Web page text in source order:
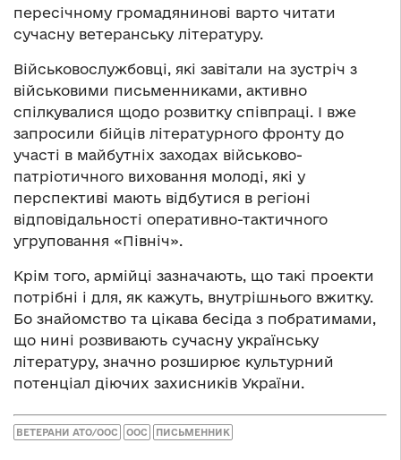
пересічному громадянинові варто читати
сучасну ветеранську літературу.
Військовослужбовці, які завітали на зустріч з
військовими письменниками, активно
спілкувалися щодо розвитку співпраці. І вже
запросили бійців літературного фронту до
участі в майбутніх заходах військово-
патріотичного виховання молоді, які у
перспективі мають відбутися в регіоні
відповідальності оперативно-тактичного
угруповання «Північ».
Крім того, армійці зазначають, що такі проекти
потрібні і для, як кажуть, внутрішнього вжитку.
Бо знайомство та цікава бесіда з побратимами,
що нині розвивають сучасну українську
літературу, значно розширює культурний
потенціал діючих захисників України.
ВЕТЕРАНИ АТО/ООС ООС ПИСЬМЕННИК